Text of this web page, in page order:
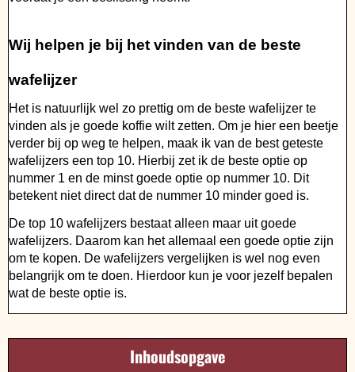
Wij helpen je bij het vinden van de beste
wafelijzer
Het is natuurlijk wel zo prettig om de beste wafelijzer te
vinden als je goede koffie wilt zetten. Om je hier een beetje
verder bij op weg te helpen, maak ik van de best geteste
wafelijzers een top 10. Hierbij zet ik de beste optie op
nummer 1 en de minst goede optie op nummer 10. Dit
betekent niet direct dat de nummer 10 minder goed is.
De top 10 wafelijzers bestaat alleen maar uit goede
wafelijzers. Daarom kan het allemaal een goede optie zijn
om te kopen. De wafelijzers vergelijken is wel nog even
belangrijk om te doen. Hierdoor kun je voor jezelf bepalen
wat de beste optie is.
Inhoudsopgave